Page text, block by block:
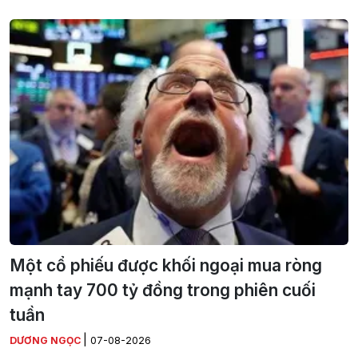
Một cổ phiếu được khối ngoại mua ròng
mạnh tay 700 tỷ đồng trong phiên cuối
tuần
DƯƠNG NGỌC 07-08-2026